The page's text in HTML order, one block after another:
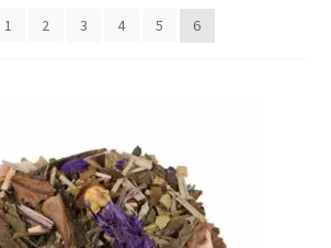
récent
1 2 3 4 5 6